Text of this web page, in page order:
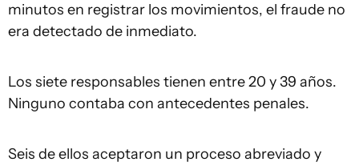
minutos en registrar los movimientos, el fraude no
era detectado de inmediato.
Los siete responsables tienen entre 20 y 39 años.
Ninguno contaba con antecedentes penales.
Seis de ellos aceptaron un proceso abreviado y